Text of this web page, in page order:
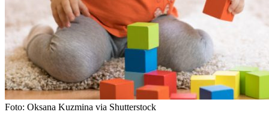
Foto: Oksana Kuzmina via Shutterstock